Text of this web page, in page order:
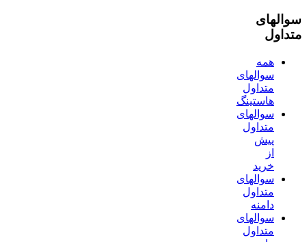
سوالهای
متداول
همه
سوالهای
متداول
هاستینگ
سوالهای
متداول
پیش
از
خرید
سوالهای
متداول
دامنه
سوالهای
متداول